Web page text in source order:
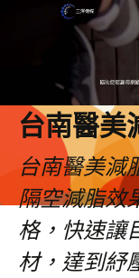
台南醫美
台南醫美減
隔空減脂效
格，快速讓
材，達到紓